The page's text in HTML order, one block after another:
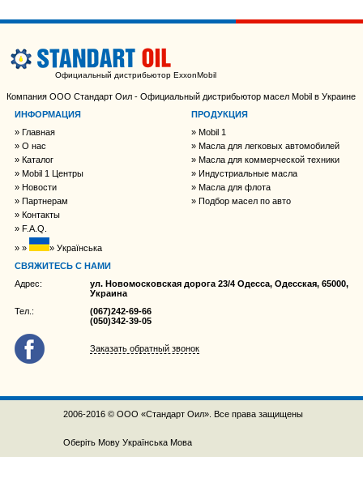
Официальный дистрибьютор ExxonMobil
Компания ООО Стандарт Оил - Официальный дистрибьютор масел Mobil в Украине
ИНФОРМАЦИЯ
Главная
О нас
Каталог
Mobil 1 Центры
Новости
Партнерам
Контакты
F.A.Q.
Українська
ПРОДУКЦИЯ
Mobil 1
Масла для легковых автомобилей
Масла для коммерческой техники
Индустриальные масла
Масла для флота
Подбор масел по авто
СВЯЖИТЕСЬ С НАМИ
Адрес:
ул. Новомосковская дорога 23/4 Одесса, Одесская, 65000,
Украина
Тел.:
(067)242-69-66
(050)342-39-05
Заказать обратный звонок
2006-2016 © ООО «Стандарт Оил». Все права защищены
Оберіть Мову Українська Мова